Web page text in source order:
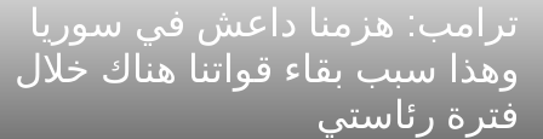
ترامب: هزمنا داعش في سوريا
وهذا سبب بقاء قواتنا هناك خلال
فترة رئاستي